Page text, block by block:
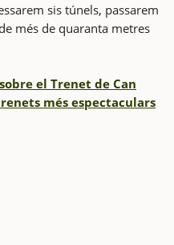
sis túnels, passarem
més de quaranta metres
el Trenet de Can
més espectaculars